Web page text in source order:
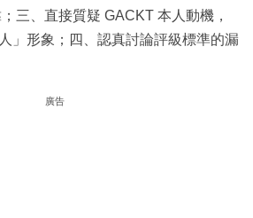
三、直接質疑 GACKT 本人動機，
」形象；四、認真討論評級標準的漏
廣告